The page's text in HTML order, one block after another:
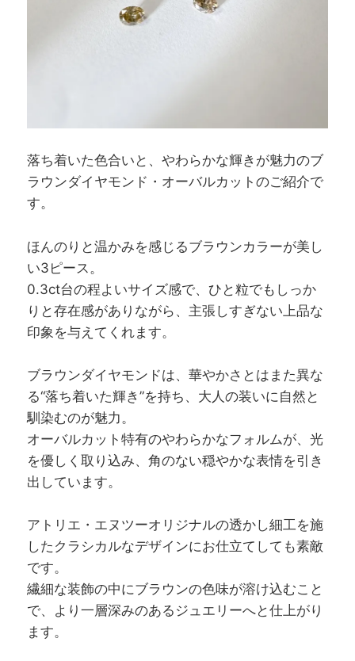
落ち着いた色合いと、やわらかな輝きが魅力のブ
ラウンダイヤモンド・オーバルカットのご紹介で
す。
ほんのりと温かみを感じるブラウンカラーが美し
い3ピース。
0.3ct台の程よいサイズ感で、ひと粒でもしっか
りと存在感がありながら、主張しすぎない上品な
印象を与えてくれます。
ブラウンダイヤモンドは、華やかさとはまた異な
る“落ち着いた輝き”を持ち、大人の装いに自然と
馴染むのが魅力。
オーバルカット特有のやわらかなフォルムが、光
を優しく取り込み、角のない穏やかな表情を引き
出しています。
アトリエ・エヌツーオリジナルの透かし細工を施
したクラシカルなデザインにお仕立てしても素敵
です。
繊細な装飾の中にブラウンの色味が溶け込むこと
で、より一層深みのあるジュエリーへと仕上がり
ます。